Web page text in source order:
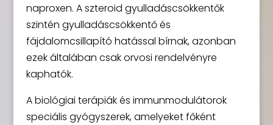
naproxen. A szteroid gyulladáscsökkentők
szintén gyulladáscsökkentő és
fájdalomcsillapító hatással bírnak, azonban
ezek általában csak orvosi rendelvényre
kaphatók.
A biológiai terápiák és immunmodulátorok
speciális gyógyszerek, amelyeket főként